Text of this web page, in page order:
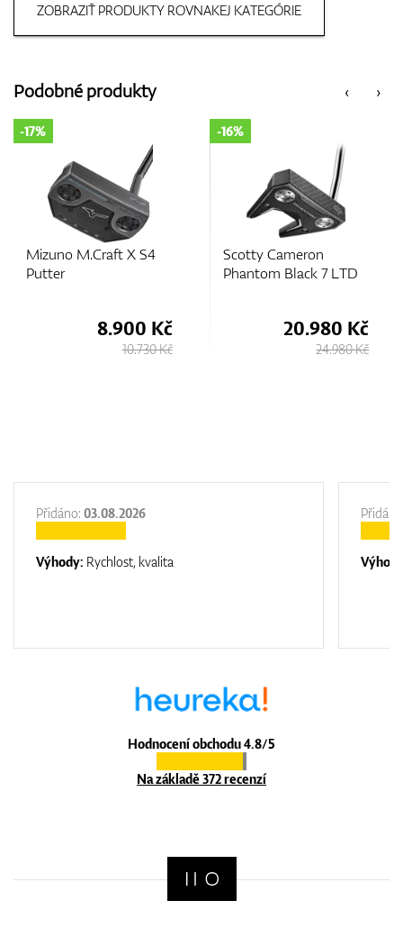
GPS/Dálkoměry
Dárkové poukazy
ZOBRAZIŤ PRODUKTY ROVNAKEJ KATEGÓRIE
‹
Podobné produkty ›
Mizuno M.Craft X S4
Putter
-17%
8.900 Kč
10.730 Kč
Scotty Cameron
Phantom Black 7 LTD
-16%
20.980 Kč
24.980 Kč
Hodnocení obchodu 4.8/5
Na základě 372 recenzí
Přidáno: 03.08.2026
Výhody: Rychlost, kvalita